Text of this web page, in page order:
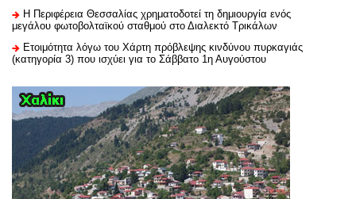
H Περιφέρεια Θεσσαλίας χρηματοδοτεί τη δημιουργία ενός
μεγάλου φωτοβολταϊκού σταθμού στο Διαλεκτό Τρικάλων
Ετοιμότητα λόγω του Χάρτη πρόβλεψης κινδύνου πυρκαγιάς
(κατηγορία 3) που ισχύει για το Σάββατο 1η Αυγούστου